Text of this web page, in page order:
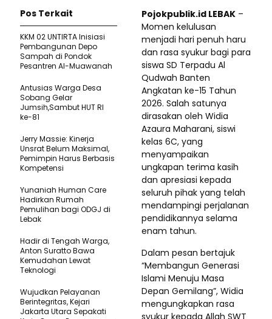
Pojokpublik.id LEBAK –
Momen kelulusan
menjadi hari penuh haru
dan rasa syukur bagi para
siswa SD Terpadu Al
Qudwah Banten
Angkatan ke-15 Tahun
2026. Salah satunya
dirasakan oleh Widia
Azaura Maharani, siswi
kelas 6C, yang
menyampaikan
ungkapan terima kasih
dan apresiasi kepada
seluruh pihak yang telah
mendampingi perjalanan
pendidikannya selama
enam tahun.
Dalam pesan bertajuk
“Membangun Generasi
Islami Menuju Masa
Depan Gemilang”, Widia
mengungkapkan rasa
syukur kepada Allah SWT
Pos Terkait
KKM 02 UNTIRTA Inisiasi
Pembangunan Depo
Sampah di Pondok
Pesantren Al-Muawanah
Antusias Warga Desa
Sobang Gelar
Jumsih,Sambut HUT RI
ke-81
Jerry Massie: Kinerja
Unsrat Belum Maksimal,
Pemimpin Harus Berbasis
Kompetensi
Yunaniah Human Care
Hadirkan Rumah
Pemulihan bagi ODGJ di
Lebak
Hadir di Tengah Warga,
Anton Suratto Bawa
Kemudahan Lewat
Teknologi ​
Wujudkan Pelayanan
Berintegritas, Kejari
Jakarta Utara Sepakati